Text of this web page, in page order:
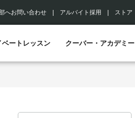
へお問い合わせ アルバイト採用 ストア
ベートレッスン クーバー・アカデミー